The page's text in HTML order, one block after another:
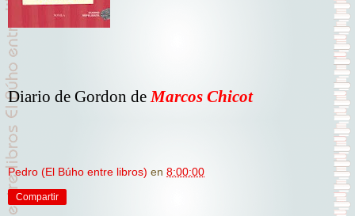
Diario de Gordon deMarcos Chicot
Pedro (El Búho entre libros) en 8:00:00
Compartir